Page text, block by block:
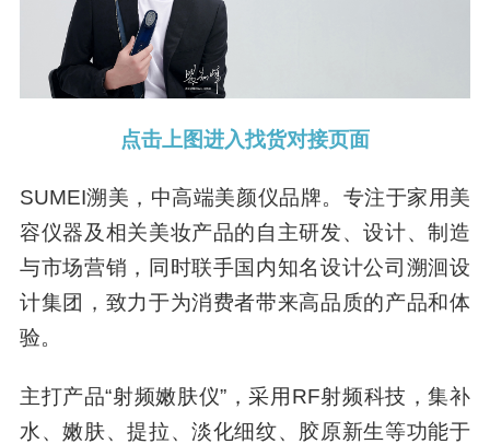
点击上图进入找货对接页面
SUMEI溯美，中高端美颜仪品牌。专注于家用美
容仪器及相关美妆产品的自主研发、设计、制造
与市场营销，同时联手国内知名设计公司溯洄设
计集团，致力于为消费者带来高品质的产品和体
验。
主打产品“射频嫩肤仪”，采用RF射频科技，集补
水、嫩肤、提拉、淡化细纹、胶原新生等功能于